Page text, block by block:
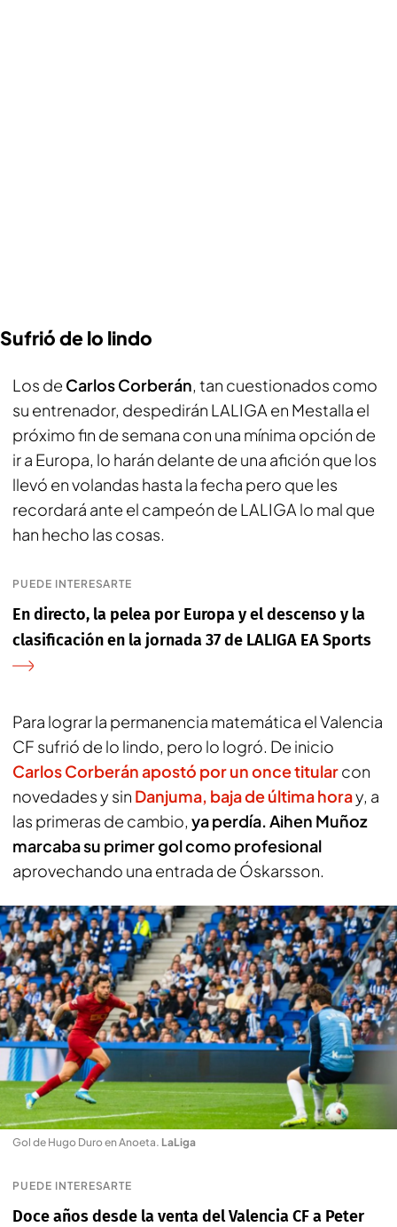
Sufrió de lo lindo
Los de Carlos Corberán, tan cuestionados como
su entrenador, despedirán LALIGA en Mestalla el
próximo fin de semana con una mínima opción de
ir a Europa, lo harán delante de una afición que los
llevó en volandas hasta la fecha pero que les
recordará ante el campeón de LALIGA lo mal que
han hecho las cosas.
PUEDE INTERESARTE
En directo, la pelea por Europa y el descenso y la
clasificación en la jornada 37 de LALIGA EA Sports
Para lograr la permanencia matemática el Valencia
CF sufrió de lo lindo, pero lo logró. De inicio
Carlos Corberán apostó por un once titularcon
novedades y sin Danjuma, baja de última horay, a
las primeras de cambio, ya perdía. Aihen Muñoz
marcaba su primer gol como profesional
aprovechando una entrada de Óskarsson.
Gol de Hugo Duro en Anoeta. LaLiga
PUEDE INTERESARTE
Doce años desde la venta del Valencia CF a Peter